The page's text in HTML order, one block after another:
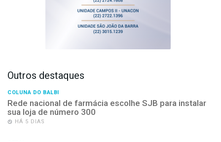
Outros destaques
COLUNA DO BALBI
Rede nacional de farmácia escolhe SJB para instalar
sua loja de número 300
HÁ 5 DIAS